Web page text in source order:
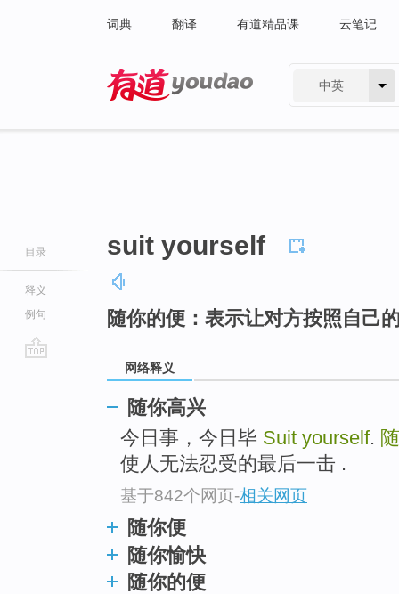
词典 翻译 有道精品课 云笔记
中英
目录
释义
例句
suit yourself
随你的便：表示让对方按照自己
网络释义
随你高兴
今日事，今日毕 Suit yourself.
使人无法忍受的最后一击 .
基于842个网页-相关网页
随你便
随你愉快
随你的便